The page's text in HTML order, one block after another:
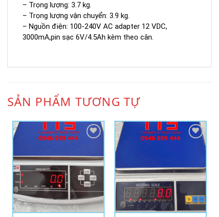
– Trọng lượng: 3.7 kg.
– Trọng lượng vận chuyển: 3.9 kg.
– Nguồn điện: 100-240V AC adapter 12 VDC,
3000mA,pin sạc 6V/4.5Ah kèm theo cân.
SẢN PHẨM TƯƠNG TỰ
Add to
Wishlist
Wishlist